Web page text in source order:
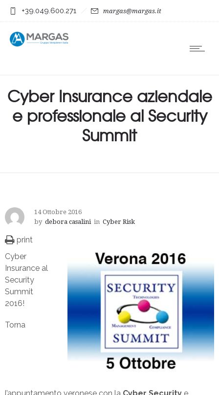
+39.049.600.271 margas@margas.it
Cyber Insurance aziendale
e professionale al Security
Summit
14 Ottobre 2016
by debora casalini in Cyber Risk
print
Cyber
Insurance al
Security
Summit
2016!
Torna